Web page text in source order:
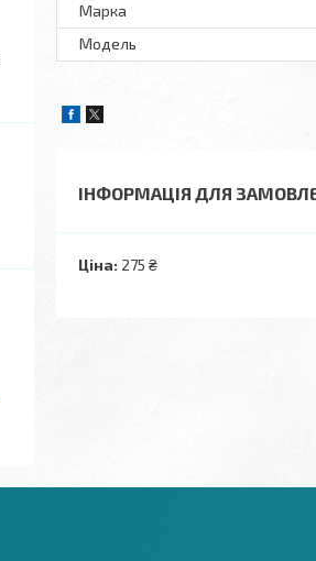
Марка
Мoдель
ІНФОРМАЦІЯ ДЛЯ
Ціна: 275 ₴